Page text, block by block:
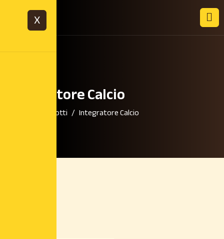
X
Integratore Calcio
Prodotti Integratore Calcio